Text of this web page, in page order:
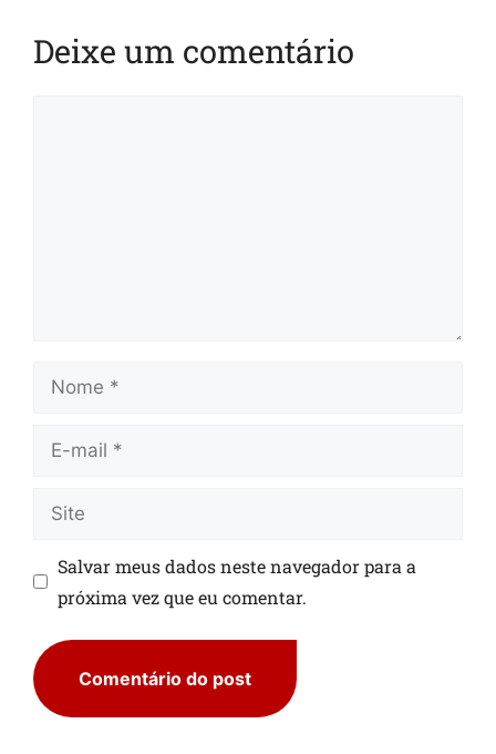
Deixe um comentário
Salvar meus dados neste navegador para a
próxima vez que eu comentar.